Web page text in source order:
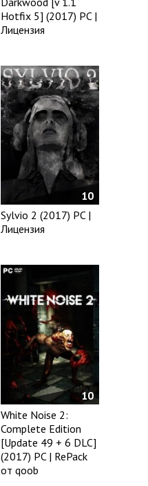
Hotfix 5] (2017) PC |
Лицензия
10
Sylvio 2 (2017) PC |
Лицензия
10
White Noise 2:
Complete Edition
[Update 49 + 6 DLC]
(2017) PC | RePack
от qoob